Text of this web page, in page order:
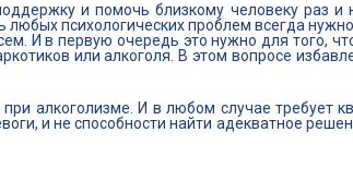
и помочь близкому человеку раз и
психологических проблем всегда
И в первую очередь это нужно для того,
или алкоголя. В этом вопросе
при алкоголизме. И в любом случае
и не способности найти адекватное